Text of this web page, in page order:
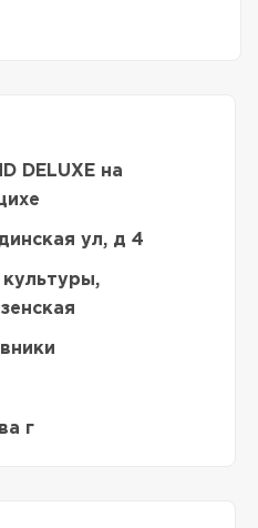
DELUXE на
ул, д 4
культуры,
г